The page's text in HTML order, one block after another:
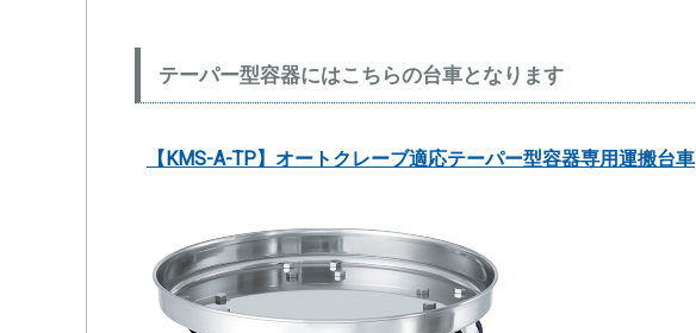
テーパー型容器にはこちらの台車となります
【KMS-A-TP】 オートクレーブ適応テーパー型容器専用運搬台車